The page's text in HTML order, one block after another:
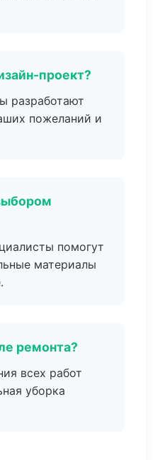
проект?
разработают
пожеланий и
помогут
материалы
ремонта?
всех работ
уборка